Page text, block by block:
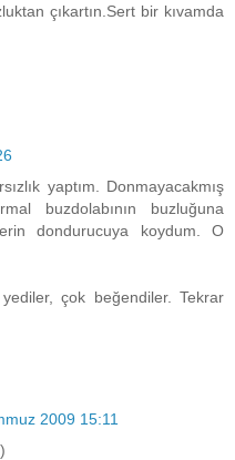
çıkartın.Sert bir kıvamda
yaptım. Donmayacakmış
buzdolabının buzluğuna
dondurucuya koydum. O
çok beğendiler. Tekrar
2009 15:11